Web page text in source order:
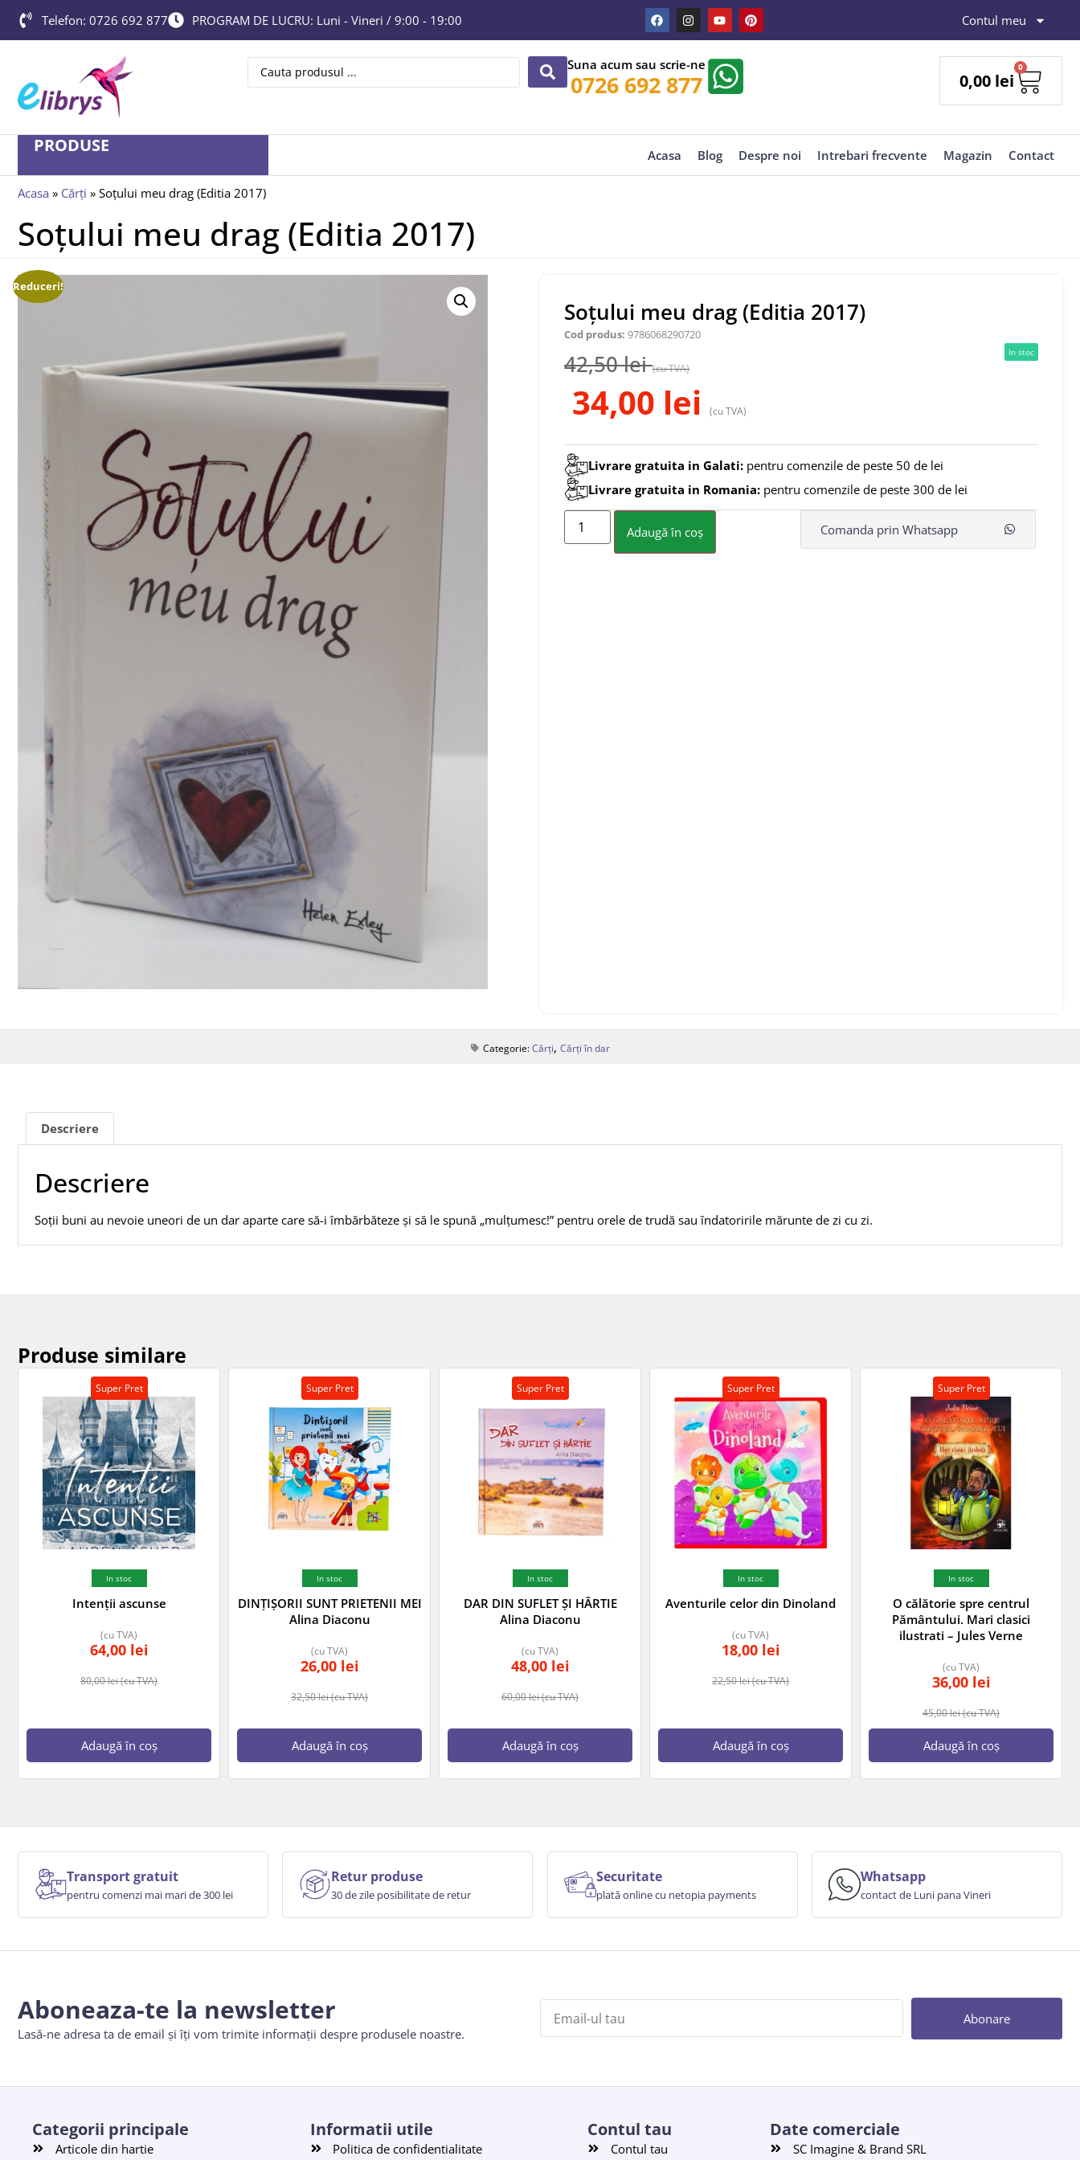
Telefon: 0726 692 877 PROGRAM DE LUCRU: Luni - Vineri / 9:00 - 19:00 Contul meu
Suna acum sau scrie-ne
0726 692 877 0,00 lei
0
PRODUSE Acasa Blog Despre noi Intrebari frecvente Magazin Contact
Acasa » Cărți » Soțului meu drag (Editia 2017)
Soțului meu drag (Editia 2017)
Reduceri!
Soțului meu drag (Editia 2017)
Cod produs: 9786068290720
42,50lei (cu TVA)
34,00 lei (cu TVA)
In stoc
Livrare gratuita in Galati: pentru comenzile de peste 50 de lei
Livrare gratuita in Romania: pentru comenzile de peste 300 de lei
Adaugă în coș Comanda prin Whatsapp
Categorie:Cărți, Cărți în dar
Descriere
Descriere
Soții buni au nevoie uneori de un dar aparte care să-i îmbărbăteze și să le spună „mulțumesc!” pentru orele de trudă sau îndatoririle mărunte de zi cu zi.
Produse similare
Super Pret
In stoc
Intenții ascunse
80,00lei(cu TVA)
64,00 lei
(cu TVA)
Adaugă în coș
Super Pret
In stoc
DINȚIȘORII SUNT PRIETENII MEI
Alina Diaconu
32,50lei(cu TVA)
26,00 lei
(cu TVA)
Adaugă în coș
Super Pret
In stoc
DAR DIN SUFLET ȘI HÂRTIE
Alina Diaconu
60,00lei(cu TVA)
48,00 lei
(cu TVA)
Adaugă în coș
Super Pret
In stoc
Aventurile celor din Dinoland
22,50lei(cu TVA)
18,00 lei
(cu TVA)
Adaugă în coș
Super Pret
In stoc
O călătorie spre centrul
Pământului. Mari clasici
ilustrati – Jules Verne
45,00lei(cu TVA)
36,00 lei
(cu TVA)
Adaugă în coș
Transport gratuit
pentru comenzi mai mari de 300 lei
Retur produse
30 de zile posibilitate de retur
Securitate
plată online cu netopia payments
Whatsapp
contact de Luni pana Vineri
Aboneaza-te la newsletter
Lasă-ne adresa ta de email și îți vom trimite informații despre produsele noastre.
Abonare
Categorii principale
Articole din hartie
Informatii utile
Politica de confidentialitate
Contul tau
Contul tau
Date comerciale
SC Imagine & Brand SRL